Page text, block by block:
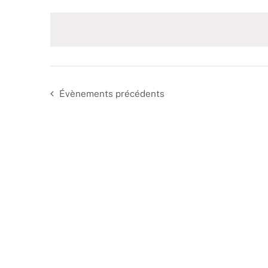
Évènements précédents